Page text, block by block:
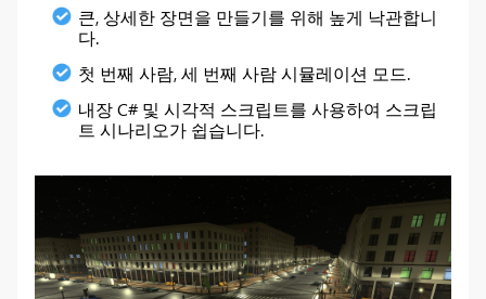
큰, 상세한 장면을 만들기를 위해 높게 낙관합니
다.
첫 번째 사람, 세 번째 사람 시뮬레이션 모드.
내장 C# 및 시각적 스크립트를 사용하여 스크립
트 시나리오가 쉽습니다.